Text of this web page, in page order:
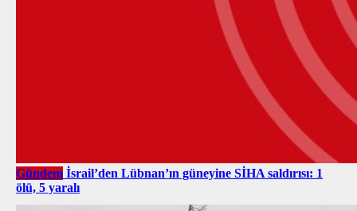
Gündem İsrail’den Lübnan’ın güneyine SİHA saldırısı: 1
ölü, 5 yaralı